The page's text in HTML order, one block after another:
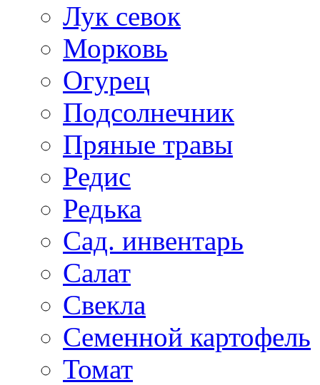
Лук севок
Морковь
Огурец
Подсолнечник
Пряные травы
Редис
Редька
Сад. инвентарь
Салат
Свекла
Семенной картофель
Томат